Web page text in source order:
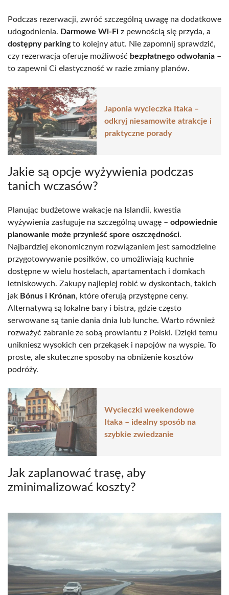
Podczas rezerwacji, zwróć szczególną uwagę na dodatkowe
udogodnienia. Darmowe Wi-Fi z pewnością się przyda, a
dostępny parkingto kolejny atut. Nie zapomnij sprawdzić,
czy rezerwacja oferuje możliwość bezpłatnego odwołania –
to zapewni Ci elastyczność w razie zmiany planów.
Japonia wycieczka Itaka –
odkryj niesamowite atrakcje i
praktyczne porady
Jakie są opcje wyżywienia podczas
tanich wczasów?
Planując budżetowe wakacje na Islandii, kwestia
wyżywienia zasługuje na szczególną uwagę – odpowiednie
planowanie może przynieść spore oszczędności.
Najbardziej ekonomicznym rozwiązaniem jest samodzielne
przygotowywanie posiłków, co umożliwiają kuchnie
dostępne w wielu hostelach, apartamentach i domkach
letniskowych. Zakupy najlepiej robić w dyskontach, takich
jak Bónus i Krónan, które oferują przystępne ceny.
Alternatywą są lokalne bary i bistra, gdzie często
serwowane są tanie dania dnia lub lunche. Warto również
rozważyć zabranie ze sobą prowiantu z Polski. Dzięki temu
unikniesz wysokich cen przekąsek i napojów na wyspie. To
proste, ale skuteczne sposoby na obniżenie kosztów
podróży.
Wycieczki weekendowe
Itaka – idealny sposób na
szybkie zwiedzanie
Jak zaplanować trasę, aby
zminimalizować koszty?